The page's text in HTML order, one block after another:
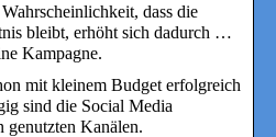
dass die
bleibt, erhöht sich dadurch …
Kampagne.
mit kleinem Budget erfolgreich
sind die Social Media
genutzten Kanälen.